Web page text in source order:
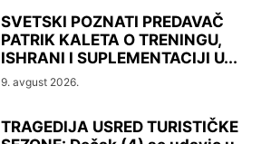
SVETSKI POZNATI PREDAVAČ
PATRIK KALETA O TRENINGU,
ISHRANI I SUPLEMENTACIJI U...
9. avgust 2026.
TRAGEDIJA USRED TURISTIČKE